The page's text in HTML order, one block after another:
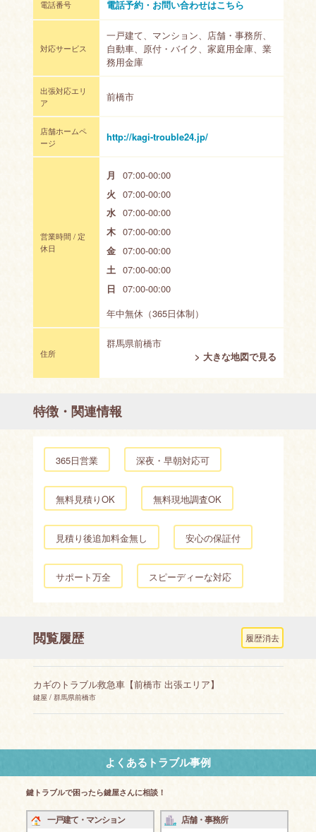
電話番号 電話予約・お問い合わせはこちら
対応サービス
一戸建て、マンション、店舗・事務所、
自動車、原付・バイク、家庭用金庫、業
務用金庫
出張対応エリ
ア
前橋市
店舗ホームペ
ージ
http://kagi-trouble24.jp/
営業時間 / 定
休日
月
07:00-00:00
火 07:00-00:00
水 07:00-00:00
木 07:00-00:00
金 07:00-00:00
土 07:00-00:00
日 07:00-00:00
年中無休（365日体制）
住所
群馬県前橋市
> 大きな地図で見る
特徴・関連情報
365日営業 深夜・早朝対応可
無料見積りOK 無料現地調査OK
見積り後追加料金無し 安心の保証付
サポート万全 スピーディーな対応
閲覧履歴 履歴消去
カギのトラブル救急車【前橋市 出張エリア】
鍵屋 / 群馬県前橋市
よくあるトラブル事例
鍵トラブルで困ったら鍵屋さんに相談！
一戸建て・マンション 店舗・事務所